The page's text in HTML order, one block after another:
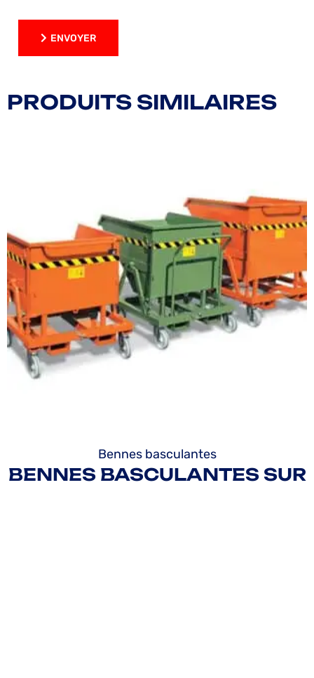
ENVOYER
PRODUITS SIMILAIRES
Bennes basculantes
BENNES BASCULANTES SUR